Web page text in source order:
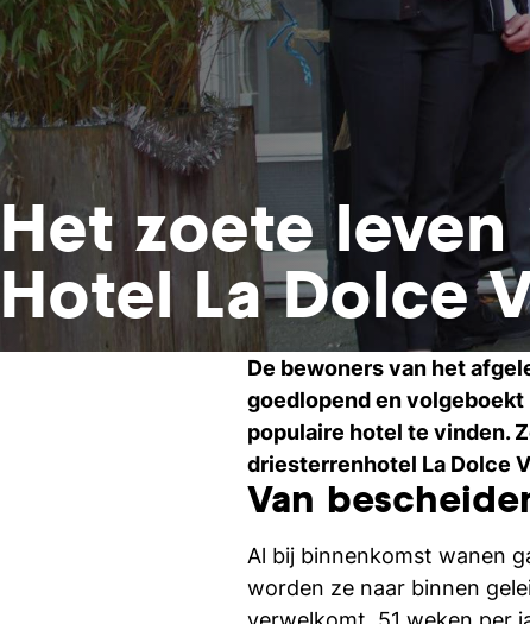
Het zoete leven
Hotel La Dolce
De bewoners van het
goedlopend en
populaire hotel te vinden.
driesterrenhotel La Dolce
Van
Al bij binnenkomst wanen
worden ze naar binnen